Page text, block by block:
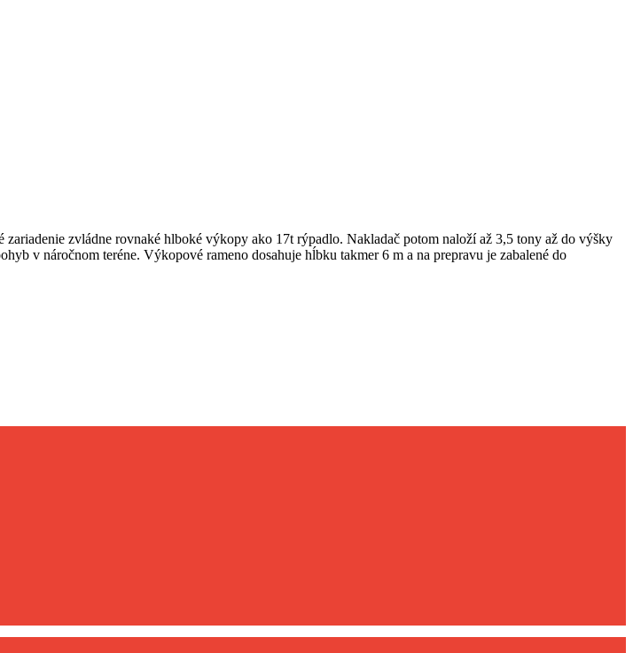
zvládne rovnaké hlboké výkopy ako 17t rýpadlo. Nakladač potom naloží až 3,5 tony až do výšky
v náročnom teréne. Výkopové rameno dosahuje hĺbku takmer 6 m a na prepravu je zabalené do